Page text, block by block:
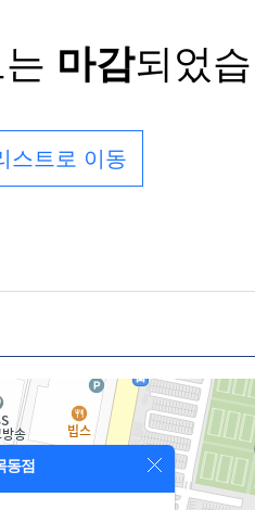
마감되었
스트로 이동
동점